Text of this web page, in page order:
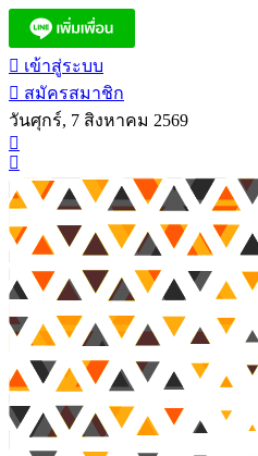
เข้าสู่ระบบ
สมัครสมาชิก
วันศุกร์, 7 สิงหาคม 2569